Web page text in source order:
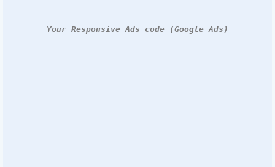
Your Responsive Ads code (Google Ads)